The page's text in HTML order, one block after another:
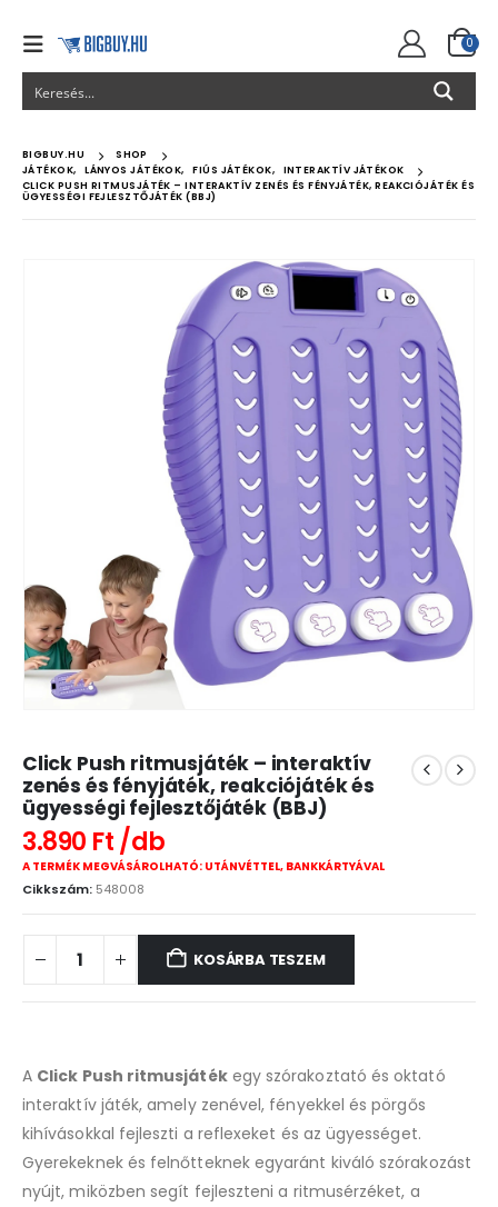
0
BIGBUY.HU
SHOP
JÁTÉKOK, LÁNYOS JÁTÉKOK, FIÚS JÁTÉKOK,
INTERAKTÍV JÁTÉKOK
CLICK PUSH RITMUSJÁTÉK – INTERAKTÍV ZENÉS ÉS FÉNYJÁTÉK, REAKCIÓJÁTÉK ÉS
ÜGYESSÉGI FEJLESZTŐJÁTÉK (BBJ)
Click Push ritmusjáték – interaktív
zenés és fényjáték, reakciójáték és
ügyességi fejlesztőjáték (BBJ)
3.890 Ft
A TERMÉK MEGVÁSÁROLHATÓ: UTÁNVÉTTEL, BANKKÁRTYÁVAL
Cikkszám: 548008
KOSÁRBA TESZEM
A Click Push ritmusjátékegy szórakoztató és oktató
interaktív játék, amely zenével, fényekkel és pörgős
kihívásokkal fejleszti a reflexeket és az ügyességet.
Gyerekeknek és felnőtteknek egyaránt kiváló szórakozást
nyújt, miközben segít fejleszteni a ritmusérzéket, a